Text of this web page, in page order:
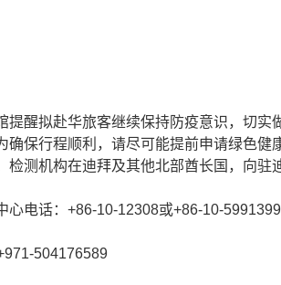
提醒拟赴华旅客继续保持防疫意识，切实
确保行程顺利，请尽可能提前申请绿色健
测机构在迪拜及其他北部酋长国，向驻
心电话：+86-10-12308或+86-10-
504176589